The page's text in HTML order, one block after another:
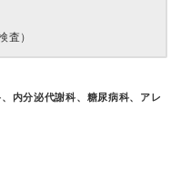
査）
内分泌代謝科、糖尿病科、アレ